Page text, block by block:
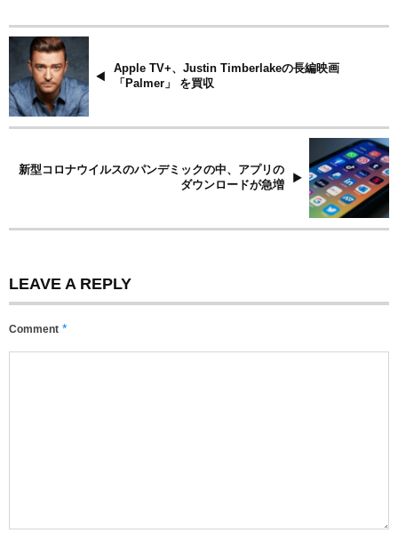
Apple TV+、Justin Timberlakeの長編映画
「Palmer」 を買収
新型コロナウイルスのパンデミックの中、アプリの
ダウンロードが急増
LEAVE A REPLY
Comment *